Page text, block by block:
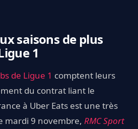
saisons de plus
1
de Ligue 1 comptent leurs
du contrat liant le
à Uber Eats est une très
mardi 9 novembre, RMC Sport